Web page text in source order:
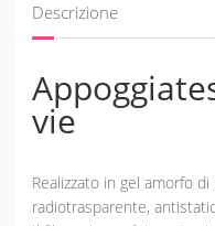
Descrizione
vie
Realizzato in gel amorfo
radiotrasparente,